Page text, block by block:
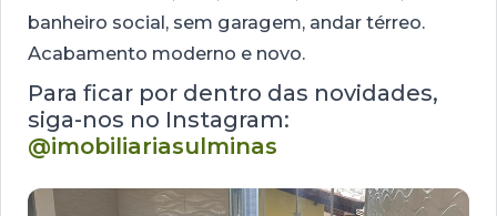
banheiro social, sem garagem, andar térreo.
Acabamento moderno e novo.
Para ficar por dentro das novidades,
siga-nos no Instagram:
@imobiliariasulminas